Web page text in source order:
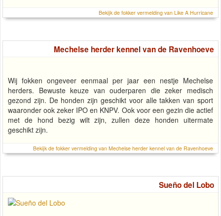
Bekijk de fokker vermelding van Like A Hurricane
Mechelse herder kennel van de Ravenhoeve
Wij fokken ongeveer eenmaal per jaar een nestje Mechelse
herders. Bewuste keuze van ouderparen die zeker medisch
gezond zijn. De honden zijn geschikt voor alle takken van sport
waaronder ook zeker IPO en KNPV. Ook voor een gezin die actief
met de hond bezig wilt zijn, zullen deze honden uitermate
geschikt zijn.
Bekijk de fokker vermelding van Mechelse herder kennel van de Ravenhoeve
Sueño del Lobo